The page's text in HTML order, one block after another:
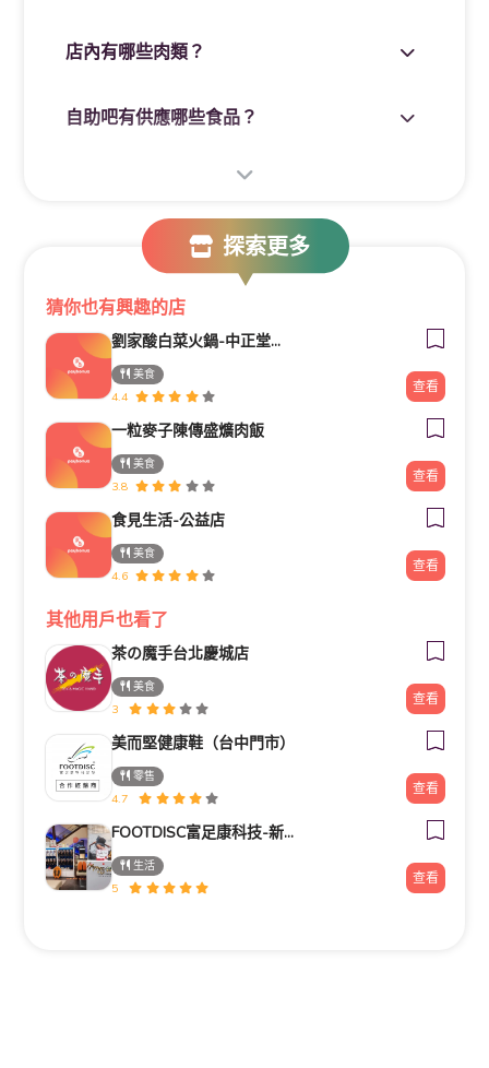
100cm-119cm 收139+10% 起
120cm-139cm 收219+10% 起
<<<140公分以上算成人費用>>>
店內有哪些肉類？
自助吧有供應哪些食品？
請問「鬥牛士二鍋台中文心」店在「家樂
店內是否提供訂位？
—— 已經滑到底囉！
探索更多
猜你也有興趣的店
劉家酸白菜火鍋-中正堂惠文店
美食
4.4
查看
一粒麥子陳傳盛爌肉飯
美食
3.8
查看
食見生活-公益店
美食
4.6
查看
其他用戶也看了
茶の魔手台北慶城店
美食
3
查看
美而堅健康鞋（台中門市）
零售
4.7
查看
FOOTDISC富足康科技-新光三越-桃園站前店
生活
5
查看